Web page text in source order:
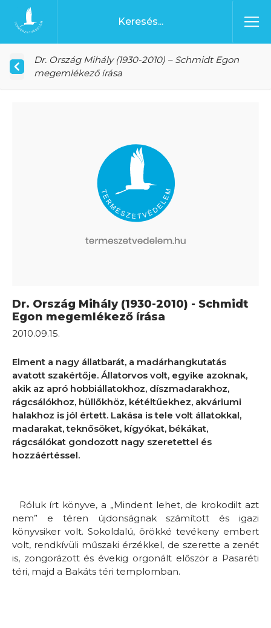
Ugrás a tartalomhoz
Főoldal
Dr. Ország Mihály (1930-2010) – Schmidt Egon
megemlékező írása
Dr. Ország Mihály (1930-2010) - Schmidt
Egon megemlékező írása
2010.09.15.
Elment a nagy állatbarát, a madárhangkutatás
avatott szakértője. Állatorvos volt, egyike azoknak,
akik az apró hobbiállatokhoz, díszmadarakhoz,
rágcsálókhoz, hüllőkhöz, kétéltűekhez, akváriumi
halakhoz is jól értett. Lakása is tele volt állatokkal,
madarakat, teknősöket, kígyókat, békákat,
rágcsálókat gondozott nagy szeretettel és
hozzáértéssel.
Róluk írt könyve, a „Mindent lehet, de krokodilt azt
nem” e téren újdonságnak számított és igazi
könyvsiker volt. Sokoldalú, örökké tevékeny embert
volt, rendkívüli műszaki érzékkel, de szerette a zenét
is, zongorázott és évekig orgonált először a Pasaréti
téri, majd a Bakáts téri templomban.